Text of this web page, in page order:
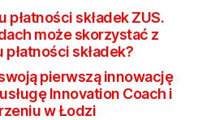
składek ZUS.
może skorzystać z
składek?
pierwszą innowację
Innovation Coach i
w Łodzi